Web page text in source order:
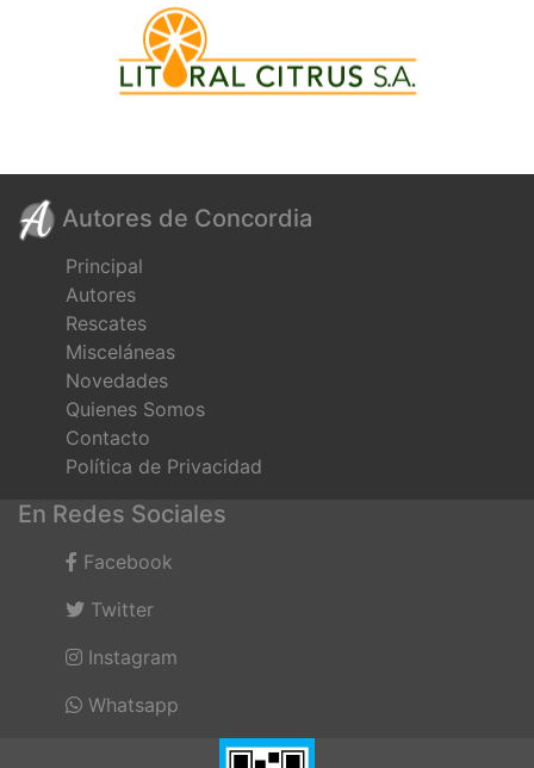
Autores de Concordia
Principal
Autores
Rescates
Misceláneas
Novedades
Quienes Somos
Contacto
Política de Privacidad
En Redes Sociales
Facebook
Twitter
Instagram
Whatsapp